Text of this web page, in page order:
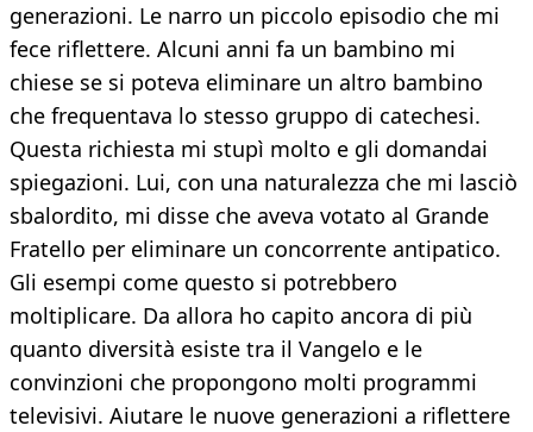
generazioni. Le narro un piccolo episodio che mi
fece riflettere. Alcuni anni fa un bambino mi
chiese se si poteva eliminare un altro bambino
che frequentava lo stesso gruppo di catechesi.
Questa richiesta mi stupì molto e gli domandai
spiegazioni. Lui, con una naturalezza che mi lasciò
sbalordito, mi disse che aveva votato al Grande
Fratello per eliminare un concorrente antipatico.
Gli esempi come questo si potrebbero
moltiplicare. Da allora ho capito ancora di più
quanto diversità esiste tra il Vangelo e le
convinzioni che propongono molti programmi
televisivi. Aiutare le nuove generazioni a riflettere